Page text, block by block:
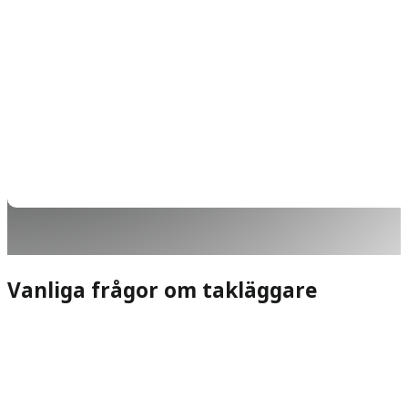
Vanliga frågor om takläggare